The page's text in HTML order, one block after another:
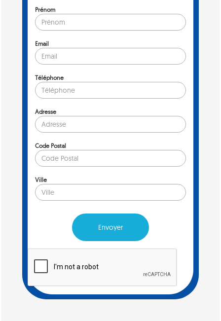
Prénom
Email
Téléphone
Adresse
Code Postal
Ville